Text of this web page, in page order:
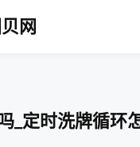
网
_定时洗牌循环